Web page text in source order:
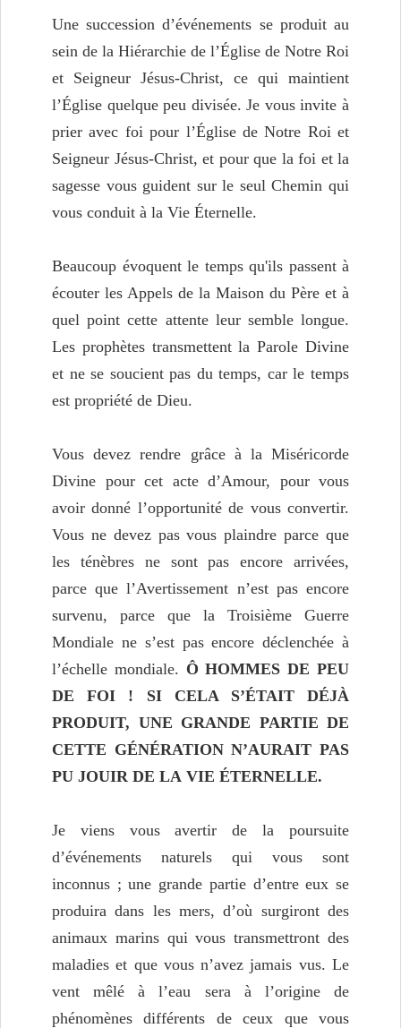
Une succession d’événements se produit au
sein de la Hiérarchie de l’Église de Notre Roi
et Seigneur Jésus-Christ, ce qui maintient
l’Église quelque peu divisée. Je vous invite à
prier avec foi pour l’Église de Notre Roi et
Seigneur Jésus-Christ, et pour que la foi et la
sagesse vous guident sur le seul Chemin qui
vous conduit à la Vie Éternelle.
Beaucoup évoquent le temps qu'ils passent à
écouter les Appels de la Maison du Père et à
quel point cette attente leur semble longue.
Les prophètes transmettent la Parole Divine
et ne se soucient pas du temps, car le temps
est propriété de Dieu.
Vous devez rendre grâce à la Miséricorde
Divine pour cet acte d’Amour, pour vous
avoir donné l’opportunité de vous convertir.
Vous ne devez pas vous plaindre parce que
les ténèbres ne sont pas encore arrivées,
parce que l’Avertissement n’est pas encore
survenu, parce que la Troisième Guerre
Mondiale ne s’est pas encore déclenchée à
l’échelle mondiale. Ô HOMMES DE PEU
DE FOI ! SI CELA S’ÉTAIT DÉJÀ
PRODUIT, UNE GRANDE PARTIE DE
CETTE GÉNÉRATION N’AURAIT PAS
PU JOUIR DE LA VIE ÉTERNELLE.
Je viens vous avertir de la poursuite
d’événements naturels qui vous sont
inconnus ; une grande partie d’entre eux se
produira dans les mers, d’où surgiront des
animaux marins qui vous transmettront des
maladies et que vous n’avez jamais vus. Le
vent mêlé à l’eau sera à l’origine de
phénomènes différents de ceux que vous